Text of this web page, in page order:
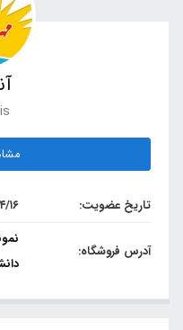
تاریخ عضویت:
آدرس فروشگاه: